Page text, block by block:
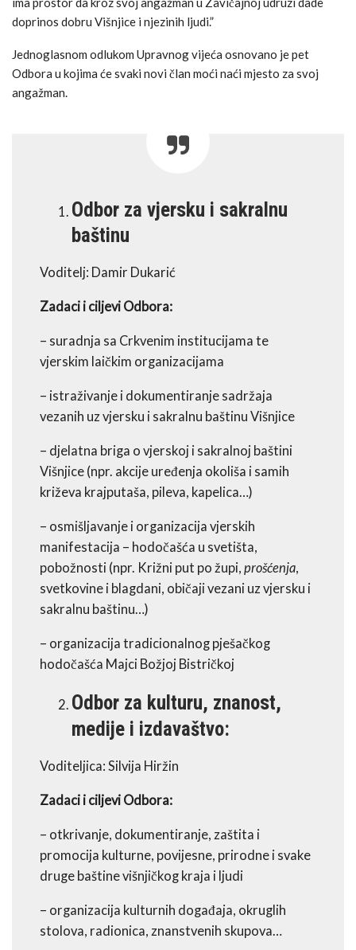
doprinos dobru Višnjice i njezinih ljudi.”
Jednoglasnom odlukom Upravnog vijeća osnovano je pet
Odbora u kojima će svaki novi član moći naći mjesto za svoj
angažman.
Odbor za vjersku i sakralnu
baštinu
Voditelj: Damir Dukarić
Zadaci i ciljevi Odbora:
– suradnja sa Crkvenim institucijama te
vjerskim laičkim organizacijama
– istraživanje i dokumentiranje sadržaja
vezanih uz vjersku i sakralnu baštinu Višnjice
– djelatna briga o vjerskoj i sakralnoj baštini
Višnjice (npr. akcije uređenja okoliša i samih
križeva krajputaša, pileva, kapelica…)
– osmišljavanje i organizacija vjerskih
manifestacija – hodočašća u svetišta,
pobožnosti (npr. Križni put po župi, prošćenja,
svetkovine i blagdani, običaji vezani uz vjersku i
sakralnu baštinu…)
– organizacija tradicionalnog pješačkog
hodočašća Majci Božjoj Bistričkoj
Odbor za kulturu, znanost,
medije i izdavaštvo:
Voditeljica: Silvija Hiržin
Zadaci i ciljevi Odbora:
– otkrivanje, dokumentiranje, zaštita i
promocija kulturne, povijesne, prirodne i svake
druge baštine višnjičkog kraja i ljudi
– organizacija kulturnih događaja, okruglih
stolova, radionica, znanstvenih skupova…